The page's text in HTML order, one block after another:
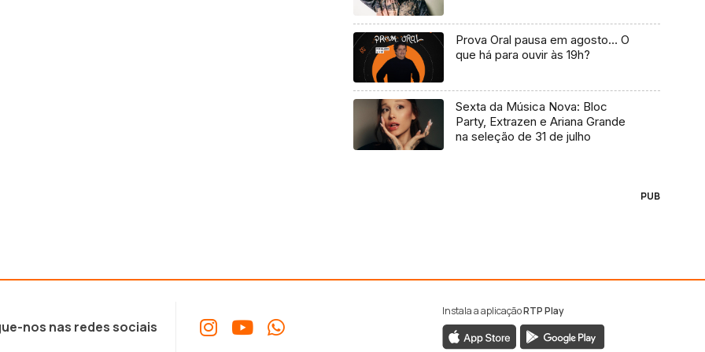
Prova Oral pausa em agosto… O
que há para ouvir às 19h?
Sexta da Música Nova: Bloc
Party, Extrazen e Ariana Grande
na seleção de 31 de julho
PUB
nos nas redes sociais
Instala a aplicaçãoRTP Play